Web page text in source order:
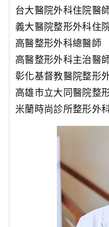
台大醫院外科住院醫
義大醫院整形外科住
高醫整形外科總醫師
高醫整形外科主治醫
彰化基督教醫院整形
高雄市立大同醫院整
米蘭時尚診所整形外